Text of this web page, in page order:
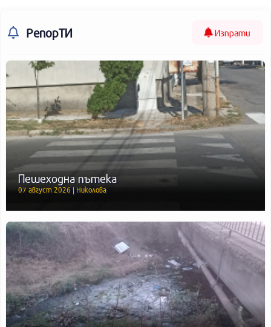
РепорТИ Изпрати
Пешеходна пътека
07 август 2026 | Николова